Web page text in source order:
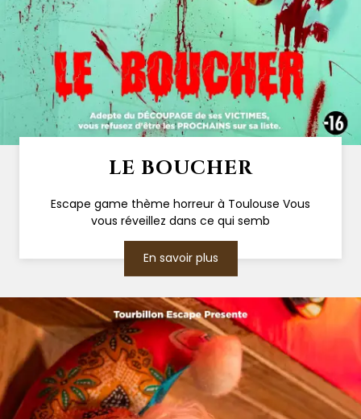
LE BOUCHER
Escape game thème horreur à Toulouse Vous
vous réveillez dans ce qui semb
En savoir plus